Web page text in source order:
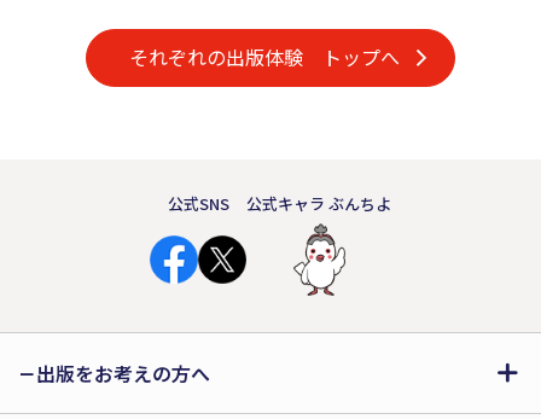
それぞれの出版体験 トップへ
公式SNS 公式キャラ ぶんちよ
出版をお考えの方へ